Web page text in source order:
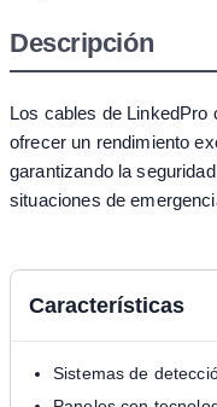
Descripción
Los cables de LinkedPro
ofrecer un rendimiento
garantizando la
situaciones de
Características
Sistemas de